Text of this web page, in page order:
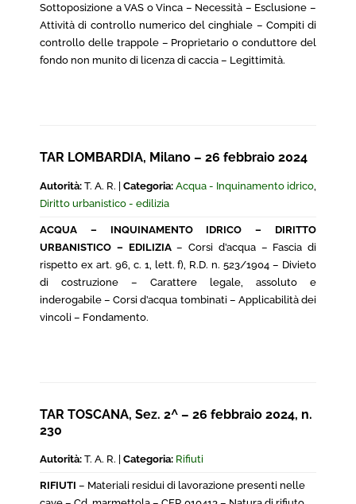
Sottoposizione a VAS o Vinca – Necessità – Esclusione –
Attività di controllo numerico del cinghiale – Compiti di
controllo delle trappole – Proprietario o conduttore del
fondo non munito di licenza di caccia – Legittimità.
TAR LOMBARDIA, Milano – 26 febbraio 2024
Autorità: T. A. R. | Categoria: Acqua - Inquinamento idrico,
Diritto urbanistico - edilizia
ACQUA – INQUINAMENTO IDRICO – DIRITTO
URBANISTICO – EDILIZIA– Corsi d’acqua – Fascia di
rispetto ex art. 96, c. 1, lett. f), R.D. n. 523/1904 – Divieto
di costruzione – Carattere legale, assoluto e
inderogabile – Corsi d’acqua tombinati – Applicabilità dei
vincoli – Fondamento.
TAR TOSCANA, Sez. 2^ – 26 febbraio 2024, n.
230
Autorità: T. A. R. | Categoria: Rifiuti
RIFIUTI – Materiali residui di lavorazione presenti nelle